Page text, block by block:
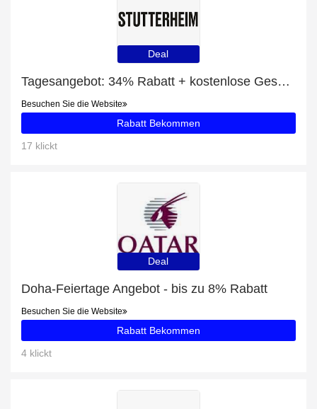
Deal
Tagesangebot: 34% Rabatt + kostenlose Geschenke und Stockholm Opal Women Raincoat Rabatt
Besuchen Sie die Website
Rabatt Bekommen
17 klickt
Deal
Doha-Feiertage Angebot - bis zu 8% Rabatt
Besuchen Sie die Website
Rabatt Bekommen
4 klickt